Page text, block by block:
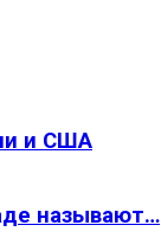
и США
называют…